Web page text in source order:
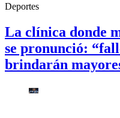
Deportes
La clínica donde
se pronunció:
brindarán